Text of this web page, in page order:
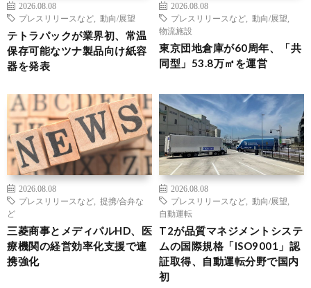
2026.08.08
プレスリリースなど
動向/展望
テトラパックが業界初、常温
保存可能なツナ製品向け紙容
器を発表
2026.08.08
プレスリリースなど
動向/展望
物流施設
東京団地倉庫が60周年、「共
同型」53.8万㎡を運営
2026.08.08
プレスリリースなど
提携/合弁な
ど
三菱商事とメディパルHD、医
療機関の経営効率化支援で連
携強化
2026.08.08
プレスリリースなど
動向/展望
自動運転
T2が品質マネジメントシステ
ムの国際規格「ISO9001」認
証取得、自動運転分野で国内
初